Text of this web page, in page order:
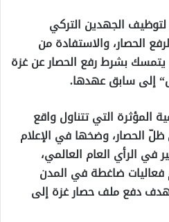
الجهدين التركي
الحصار، والاستفادة من
يتمسك بشرط رفع الحصار عن غزة
إلى سابق عهدها.
المؤثرة التي تتناول واقع
الحصار، وضخها في الإعلام
في الرأي العام العالمي،
فعاليات ضاغطة في المدن
دفع ملف حصار غزة إلى